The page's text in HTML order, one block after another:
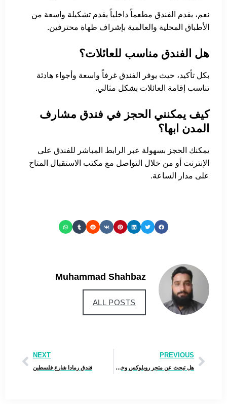
نعم، يقدم الفندق مطعماً داخلياً يقدم تشكيلة واسعة من
الأطباق المحلية والعالمية بإشراف طهاة محترفين.
هل الفندق مناسب للعائلات؟
بكل تأكيد، حيث يوفر الفندق غرفاً واسعة وأجواء هادئة
تناسب إقامة العائلات بشكل مثالي.
كيف يمكنني الحجز في فندق مشارف
المدن ابها؟
يمكنك الحجز بسهولة عبر الرابط المباشر للفندق على
الإنترنت أو من خلال التواصل مع مكتب الاستقبال المتاح
على مدار الساعة.
Muhammad Shahbaz
ALL POSTS
PREVIOUS
هل تبحث عن متجر روبلوكس وخدمة شحن تيك توك؟
NEXT
فندق رمادا شارع فلسطين